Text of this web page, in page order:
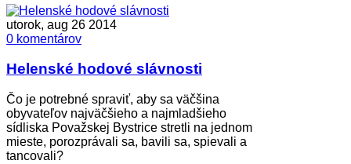
utorok, aug 26 2014
0 komentárov
Helenské hodové slávnosti
Čo je potrebné spraviť, aby sa väčšina
obyvateľov najväčšieho a najmladšieho
sídliska Považskej Bystrice stretli na jednom
mieste, porozprávali sa, bavili sa, spievali a
tancovali?